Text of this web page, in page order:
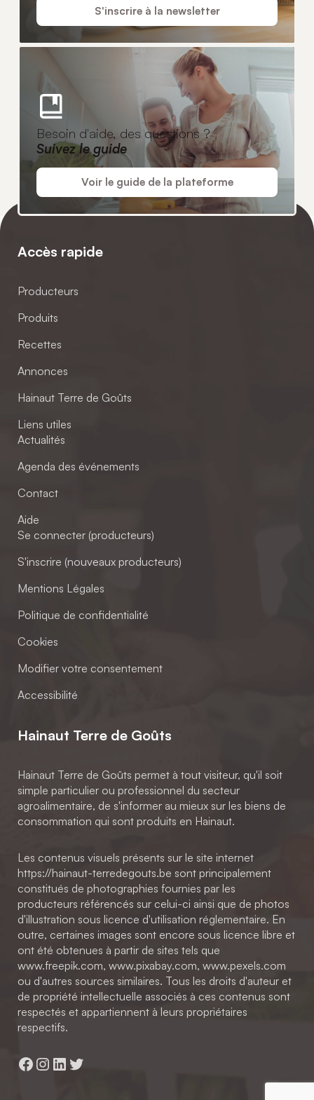
S'inscrire à la newsletter
Besoin d'aide, des questions ?
Suivez le guide
Voir le guide de la plateforme
Accès rapide
Producteurs
Produits
Recettes
Annonces
Hainaut Terre de Goûts
Liens utiles
Actualités
Agenda des événements
Contact
Aide
Se connecter (producteurs)
S'inscrire (nouveaux producteurs)
Mentions Légales
Politique de confidentialité
Cookies
Modifier votre consentement
Accessibilité
Hainaut Terre de Goûts
Hainaut Terre de Goûts permet à tout visiteur, qu'il soit
simple particulier ou professionnel du secteur
agroalimentaire, de s'informer au mieux sur les biens de
consommation qui sont produits en Hainaut.
Les contenus visuels présents sur le site internet
https://hainaut-terredegouts.be sont principalement
constitués de photographies fournies par les
producteurs référencés sur celui-ci ainsi que de photos
d'illustration sous licence d'utilisation réglementaire. En
outre, certaines images sont encore sous licence libre et
ont été obtenues à partir de sites tels que
www.freepik.com, www.pixabay.com, www.pexels.com
ou d'autres sources similaires. Tous les droits d'auteur et
de propriété intellectuelle associés à ces contenus sont
respectés et appartiennent à leurs propriétaires
respectifs.
Facebook
Instagram
LinkedIn
Twitter